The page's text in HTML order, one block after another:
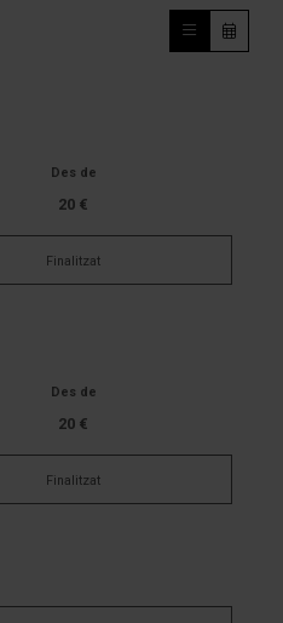
Des de
20 €
Finalitzat
Des de
20 €
Finalitzat